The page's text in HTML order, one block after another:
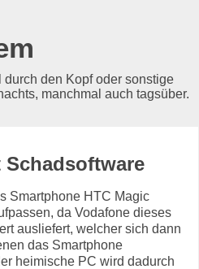
den Kopf oder sonstige
manchmal auch tagsüber.
Smartphone HTC Magic
da Vodafone dieses
ausliefert, welcher sich dann
das Smartphone
heimische PC wird dadurch